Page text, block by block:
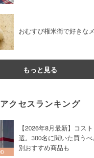
おむすび権米衛で好きな
もっと見る
アクセスランキング
【2026年8月最新】コス
選。300名に聞いた買う
別おすすめ商品も